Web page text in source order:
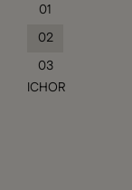
01
02
03
ICHOR